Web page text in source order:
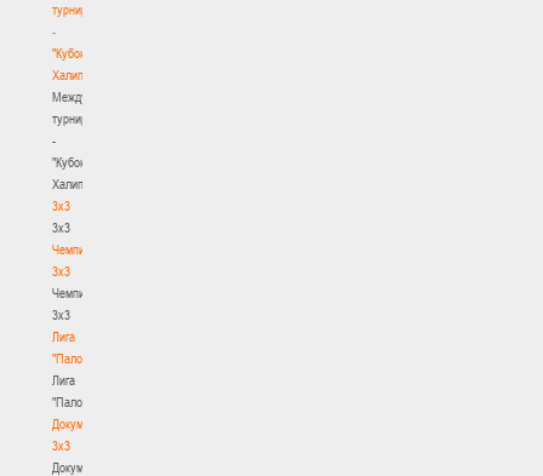
турнир
-
"Кубок
Халипского"
Международный
турнир
-
"Кубок
Халипского"
3x3
3x3
Чемпионат
3х3
Чемпионат
3х3
Лига
"Палова"
Лига
"Палова"
Документы
3х3
Документы